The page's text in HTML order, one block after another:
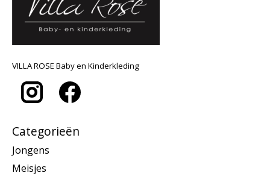
VILLA ROSE Baby en Kinderkleding
Categorieën
Jongens
Meisjes